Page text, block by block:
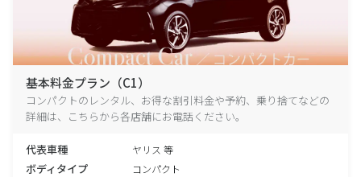
基本料金プラン（C1）
コンパクトのレンタル、お得な割引料金や予約、乗り捨てなどの
詳細は、こちらから各店舗にお電話ください。
代表車種 ヤリス 等
ボディタイプ コンパクト